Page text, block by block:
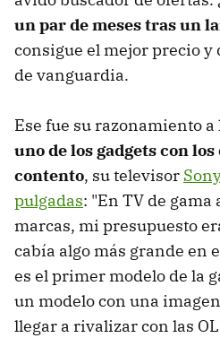
un par de meses tras un
consigue el mejor precio
de vanguardia.
Ese fue su razonamiento
uno de los gadgets con los
contento, su televisor
pulgadas: "En TV de gama
marcas, mi presupuesto
cabía algo más grande en
es el primer modelo de la
un modelo con una
llegar a rivalizar con las